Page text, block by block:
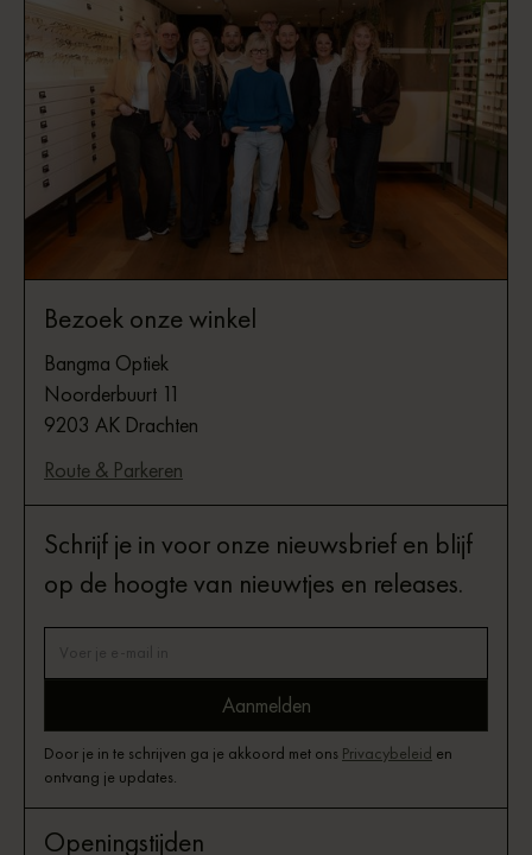
Bezoek onze winkel
Bangma Optiek
Noorderbuurt 11
9203 AK Drachten
Route & Parkeren
Schrijf je in voor onze nieuwsbrief en blijf
op de hoogte van nieuwtjes en releases.
Door je in te schrijven ga je akkoord met ons Privacybeleid en
ontvang je updates.
Openingstijden